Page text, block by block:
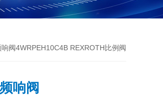
阀4WRPEH10C4B REXROTH比例阀
响阀